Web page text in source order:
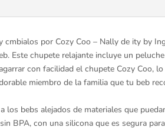
por Cozy Coo – Nally de ity by
Este chupete relajante incluye un
con facilidad el chupete Cozy Coo,
miembro de la familia que tu beb
los bebs alejados de materiales que
BPA, con una silicona que es segura